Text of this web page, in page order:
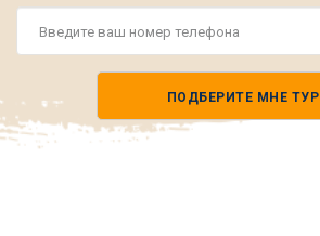
ПОДБЕРИТЕ МНЕ ТУР